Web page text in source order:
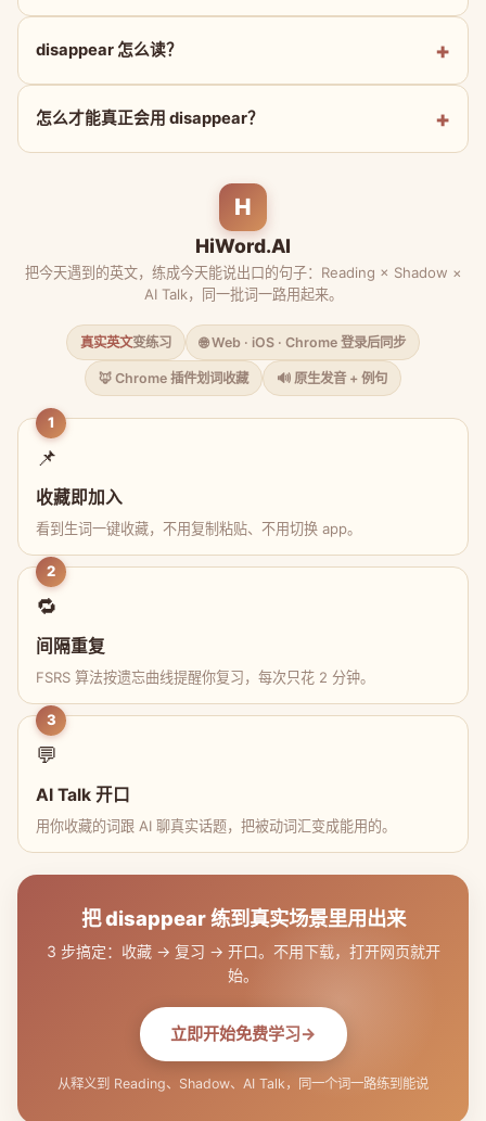
disappear 怎么读？
怎么才能真正会用 disappear？
H
HiWord.AI
把今天遇到的英文，练成今天能说出口的句子：Reading × Shadow ×
AI Talk，同一批词一路用起来。
真实英文变练习 🌐 Web · iOS · Chrome 登录后同步
🦊 Chrome 插件划词收藏 🔊 原生发音 + 例句
1
📌
收藏即加入
看到生词一键收藏，不用复制粘贴、不用切换 app。
2
🔁
间隔重复
FSRS 算法按遗忘曲线提醒你复习，每次只花 2 分钟。
3
💬
AI Talk 开口
用你收藏的词跟 AI 聊真实话题，把被动词汇变成能用的。
把 disappear 练到真实场景里用出来
3 步搞定：收藏 → 复习 → 开口。不用下载，打开网页就开
始。
立即开始免费学习
从释义到 Reading、Shadow、AI Talk，同一个词一路练到能说